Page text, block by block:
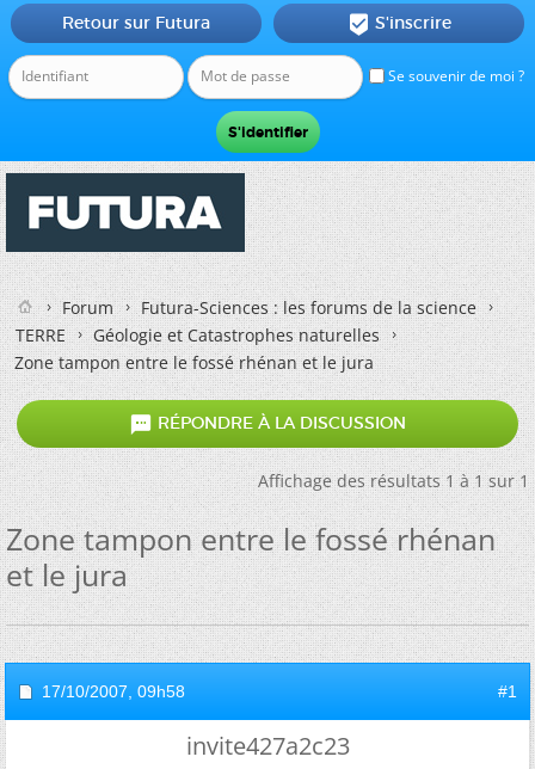
Se souvenir de moi ?
Retour sur Futura  S'inscrire
Forum
Futura-Sciences : les forums de la science
TERRE
Géologie et Catastrophes naturelles
Zone tampon entre le fossé rhénan et le jura
 RÉPONDRE À LA DISCUSSION
Affichage des résultats 1 à 1 sur 1
Zone tampon entre le fossé rhénan
et le jura
17/10/2007, 09h58 #1
invite427a2c23